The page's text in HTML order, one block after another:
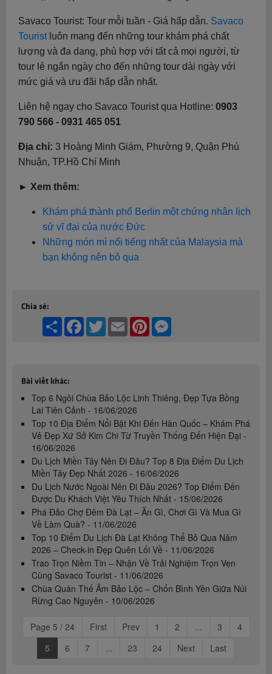
Savaco Tourist: Tour mỗi tuần - Giá hấp dẫn. Savaco
Tourist luôn mang đến những tour khám phá chất
lượng và đa dang, phù hợp với tất cả mọi người, từ
tour lẻ ngắn ngày cho đến những tour dài ngày với
mức giá và ưu đãi hấp dẫn nhất.
Liên hệ ngay cho Savaco Tourist qua Hotline: 0903
790 566 - 0931 465 051
Địa chỉ: 3 Hoàng Minh Giám, Phường 9, Quận Phú
Nhuận, TP.Hồ Chí Minh
► Xem thêm:
Khám phá thành phố Berlin một chứng nhân lịch
sử vĩ đại của nước Đức
Những món mì nổi tiếng nhất của Malaysia mà
bạn không nên bỏ qua
Chia sẻ:
Share Facebook
TwitterEmail Pinterest
Bài viết khác:
Top 6 Ngôi Chùa Bảo Lộc Linh Thiêng, Đẹp Tựa Bồng
Lai Tiên Cảnh - 16/06/2026
Top 10 Địa Điểm Nổi Bật Khi Đến Hàn Quốc – Khám Phá
Vẻ Đẹp Xứ Sở Kim Chi Từ Truyền Thống Đến Hiện Đại -
16/06/2026
Du Lịch Miền Tây Nên Đi Đâu? Top 8 Địa Điểm Du Lịch
Miền Tây Đẹp Nhất 2026 - 16/06/2026
Du Lịch Nước Ngoài Nên Đi Đâu 2026? Top Điểm Đến
Được Du Khách Việt Yêu Thích Nhất - 15/06/2026
Phá Đảo Chợ Đêm Đà Lạt – Ăn Gì, Chơi Gì Và Mua Gì
Về Làm Quà? - 11/06/2026
Top 10 Điểm Du Lịch Đà Lạt Không Thể Bỏ Qua Năm
2026 – Check-in Đẹp Quên Lối Về - 11/06/2026
Trao Trọn Niềm Tin – Nhận Về Trải Nghiệm Trọn Vẹn
Cùng Savaco Tourist - 11/06/2026
Chùa Quán Thế Âm Bảo Lộc – Chốn Bình Yên Giữa Núi
Rừng Cao Nguyên - 10/06/2026
Page 5 / 24 First Prev 1 2 ... 3
4
5
6 7 ... 23 24 Next Last